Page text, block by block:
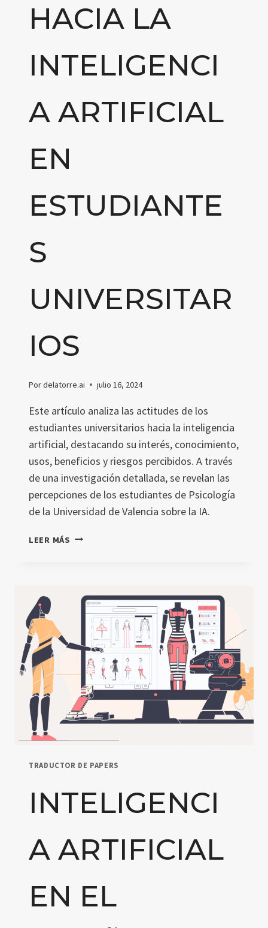
HACIA LA
INTELIGENCI
A ARTIFICIAL
EN
ESTUDIANTE
S
UNIVERSITAR
IOS
Pordelatorre.ai julio 16, 2024
Este artículo analiza las actitudes de los
estudiantes universitarios hacia la inteligencia
artificial, destacando su interés, conocimiento,
usos, beneficios y riesgos percibidos. A través
de una investigación detallada, se revelan las
percepciones de los estudiantes de Psicología
de la Universidad de Valencia sobre la IA.
LEER MÁS ACTITUDES
ESTUDIANTES
UNIVERSITARIOS
TRADUCTOR DE PAPERS
INTELIGENCI
A ARTIFICIAL
EN EL